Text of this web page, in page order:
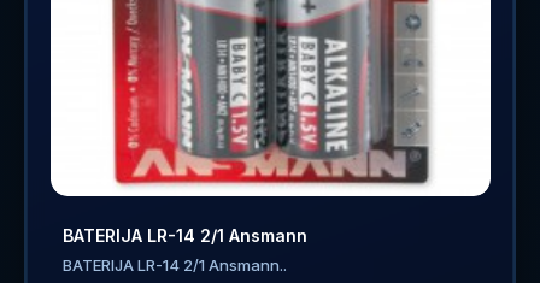
BATERIJA LR-14 2/1 Ansmann
BATERIJA LR-14 2/1 Ansmann..